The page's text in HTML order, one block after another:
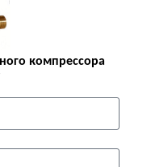
компрессора